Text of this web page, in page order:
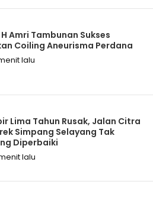
H Amri Tambunan Sukses
Coiling Aneurisma Perdana
lalu
Lima Tahun Rusak, Jalan Citra
Simpang Selayang Tak
Diperbaiki
lalu